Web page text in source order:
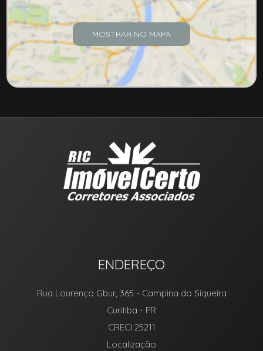
MOSTRAR NO MAPA
ENDEREÇO
Rua Lourenço Gbur, 365 - Campina do Siqueira
Curitiba - PR
CRECI 25211
Localização